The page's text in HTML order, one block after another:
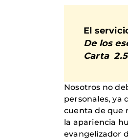
El
De los
Carta
Nosotros no
personales, ya
cuenta de que
la apariencia
evangelizador